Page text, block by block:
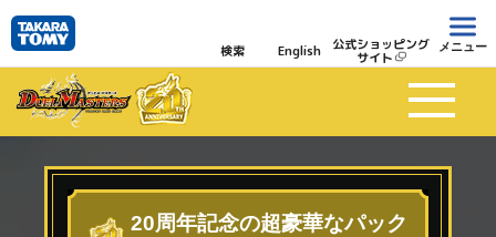
検索 English 公式ショッピング
サイト
メニュー
20周年記念の超豪華なパック